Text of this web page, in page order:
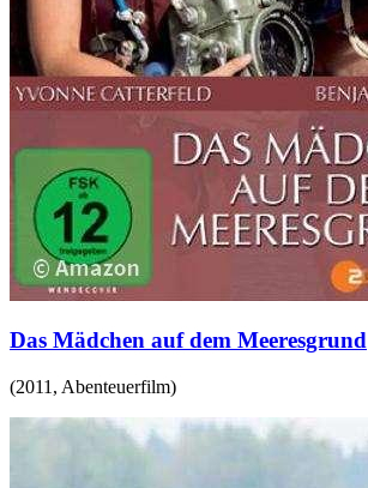
Das Mädchen auf dem Meeresgrund
(2011 , Abenteuerfilm)